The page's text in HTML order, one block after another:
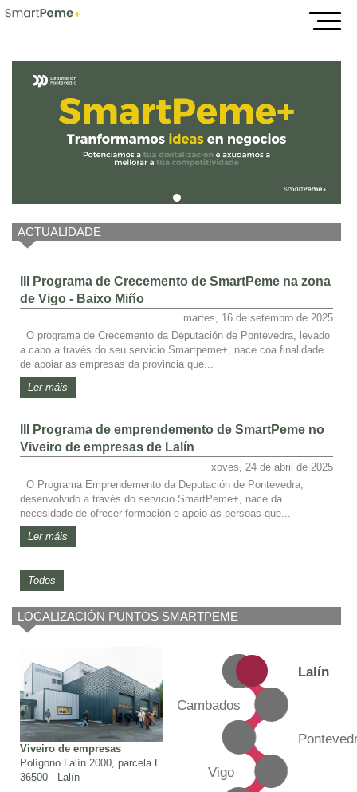
Inicio
ACTUALIDADE
III Programa de Crecemento de SmartPeme na zona
de Vigo - Baixo Miño
martes, 16 de setembro de 2025
O programa de Crecemento da Deputación de Pontevedra, levado
a cabo a través do seu servicio Smartpeme+, nace coa finalidade
de apoiar as empresas da provincia que...
Ler máis
III Programa de emprendemento de SmartPeme no
Viveiro de empresas de Lalín
xoves, 24 de abril de 2025
O Programa Emprendemento da Deputación de Pontevedra,
desenvolvido a través do servicio SmartPeme+, nace da
necesidade de ofrecer formación e apoio ás persoas que...
Ler máis
Todos
LOCALIZACIÓN PUNTOS SMARTPEME
Viveiro de empresas
Polígono Lalín 2000, parcela E
36500 - Lalín
Lalín
Cambados
Vigo